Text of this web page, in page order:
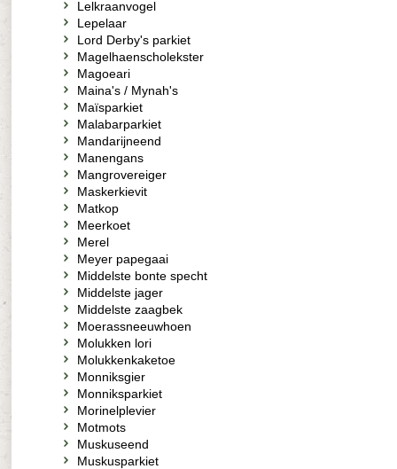
Lelkraanvogel
Lepelaar
Lord Derby's parkiet
Magelhaenscholekster
Magoeari
Maina's / Mynah's
Maïsparkiet
Malabarparkiet
Mandarijneend
Manengans
Mangrovereiger
Maskerkievit
Matkop
Meerkoet
Merel
Meyer papegaai
Middelste bonte specht
Middelste jager
Middelste zaagbek
Moerassneeuwhoen
Molukken lori
Molukkenkaketoe
Monniksgier
Monniksparkiet
Morinelplevier
Motmots
Muskuseend
Muskusparkiet